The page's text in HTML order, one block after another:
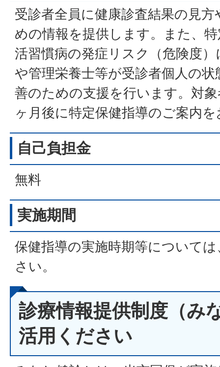
受診者全員に健康診査結果の見
めの情報を提供します。また、
活習慣病の発症リスク（危険度
や管理栄養士等が受診者個人の
善のための支援を行います。対
ヶ月後に特定保健指導のご案内
自己負担金
無料
実施期間
保健指導の実施時期等について
さい。
診療情報提供制度（み
活用ください